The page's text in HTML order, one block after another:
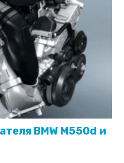
BMW M550d и